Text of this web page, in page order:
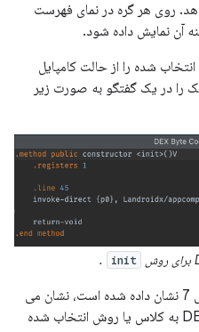
روی هر گره در نمای فهرست
آن نمایش داده شود.
شده را از حالت کامپایل
را در یک گفتگو به صورت زیر
init
.
: همانطور که در شکل 7 نشان داده شده است، نشان می
دهد که کدام قسمت های دیگر کد DEX به کلاس یا روش انتخاب شده